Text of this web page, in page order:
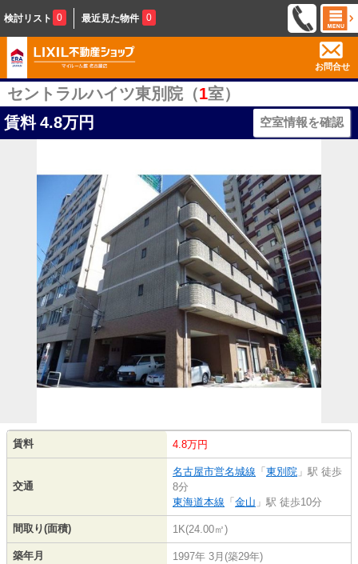
検討リスト 0 最近見た物件 0
お問合せ
セントラルハイツ東別院（1室）
賃料 4.8万円 空室情報を確認
賃料 4.8万円
交通
名古屋市営名城線 「 東別院 」駅 徒歩
8分
東海道本線 「 金山 」駅 徒歩10分
間取り(面積) 1K(24.00㎡)
築年月 1997年 3月(築29年)